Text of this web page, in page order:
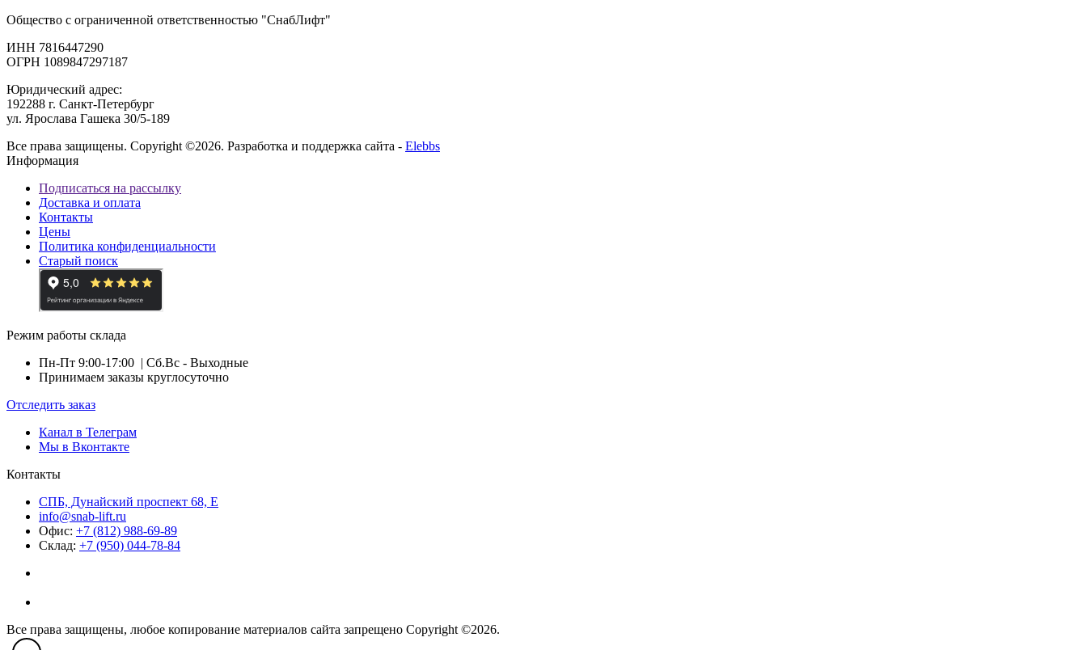
Общество с ограниченной ответственностью "СнабЛифт"
ИНН 7816447290
ОГРН 1089847297187
Юридический адрес:
192288 г. Санкт-Петербург
ул. Ярослава Гашека 30/5-189
Все права защищены. Copyright ©2026. Разработка и поддержка сайта - Elebbs
Информация
Подписаться на рассылку
Доставка и оплата
Контакты
Цены
Политика конфиденциальности
Старый поиск
Режим работы склада
Пн-Пт 9:00-17:00 | Сб.Вс - Выходные
Принимаем заказы круглосуточно
Отследить заказ
Канал в Телеграм
Мы в Вконтакте
Контакты
СПБ, Дунайский проспект 68, Е
info@snab-lift.ru
Офис: +7 (812) 988-69-89
Склад: +7 (950) 044-78-84
Все права защищены, любое копирование материалов сайта запрещено Copyright ©2026.